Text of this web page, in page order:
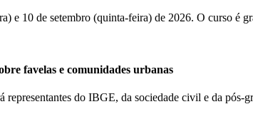
e 10 de setembro (quinta-feira) de 2026. O curso é
favelas e comunidades urbanas
representantes do IBGE, da sociedade civil e da